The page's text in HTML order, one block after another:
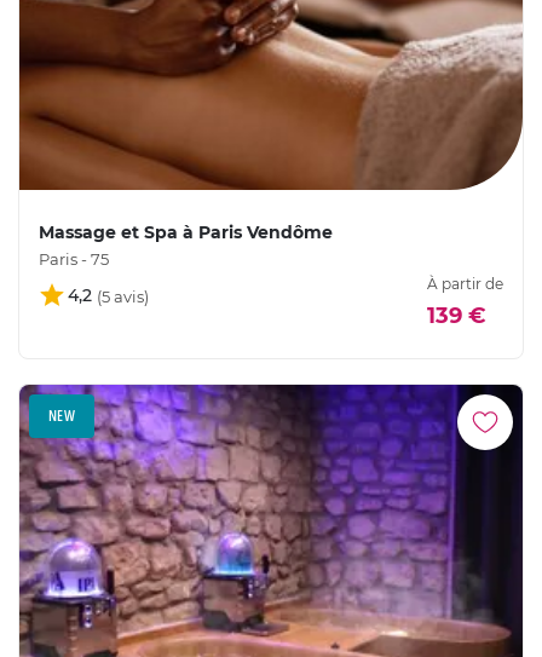
Massage et Spa à Paris Vendôme
Paris - 75
4,2
À partir de
139 €
NEW